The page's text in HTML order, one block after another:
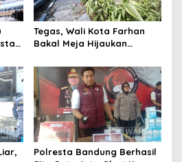
Tegas, Wali Kota Farhan
Bakal Meja Hijaukan
Riau
Polresta Bandung Berhasil